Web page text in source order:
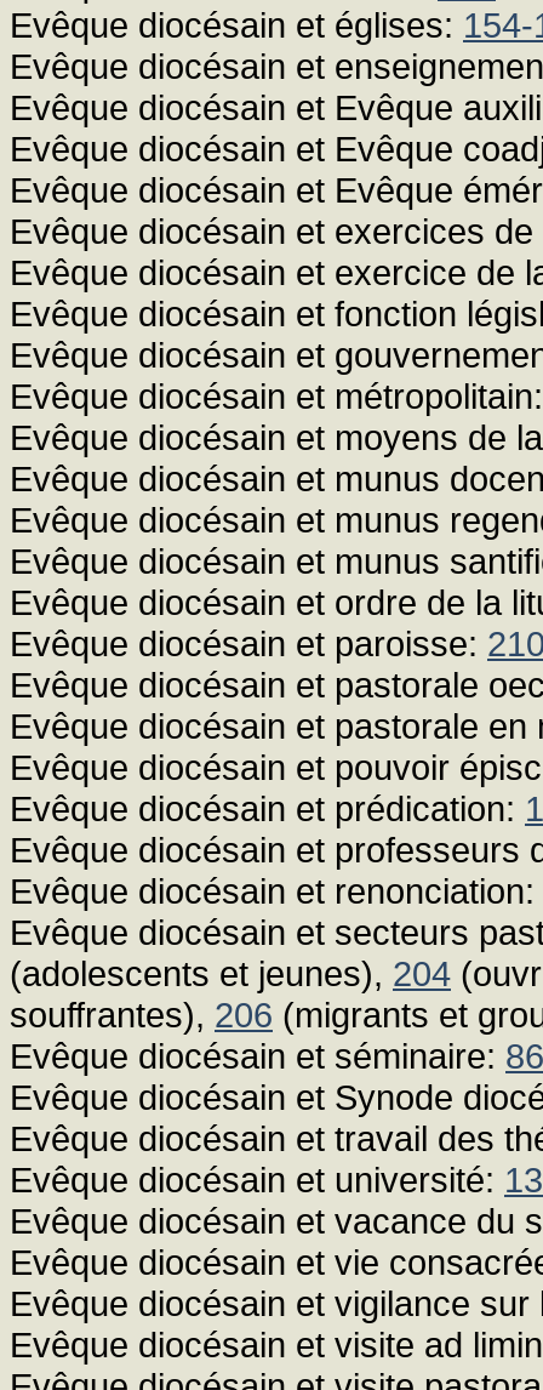
Evêque diocésain et églises: 154-
Evêque diocésain et
Evêque diocésain et Evêque
Evêque diocésain et Evêque
Evêque diocésain et Evêque
Evêque diocésain et exercices
Evêque diocésain et exercice de
Evêque diocésain et fonction
Evêque diocésain et
Evêque diocésain et
Evêque diocésain et moyens de
Evêque diocésain et munus
Evêque diocésain et munus
Evêque diocésain et munus
Evêque diocésain et ordre de la
Evêque diocésain et paroisse:
Evêque diocésain et pastorale
Evêque diocésain et pastorale
Evêque diocésain et pouvoir
Evêque diocésain et prédication:
Evêque diocésain et professeurs
Evêque diocésain et renonciation:
Evêque diocésain et secteurs
(adolescents et jeunes), 204
souffrantes), 206 (migrants et
Evêque diocésain et séminaire: 86
Evêque diocésain et Synode
Evêque diocésain et travail des
Evêque diocésain et université:
Evêque diocésain et vacance du
Evêque diocésain et vie
Evêque diocésain et vigilance
Evêque diocésain et visite ad